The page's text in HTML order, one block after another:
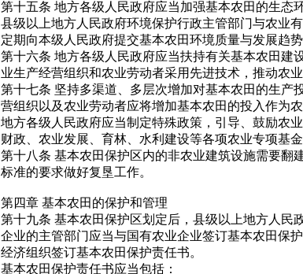
第十五条 地方各级人民政府应当加强基本农田的生态
县级以上地方人民政府环境保护行政主管部门与农业
定期向本级人民政府提交基本农田环境质量与发展趋势
第十六条 地方各级人民政府应当扶持有关基本农田建
业生产经营组织和农业劳动者采用先进技术，推动农
第十七条 坚持多渠道、多层次增加对基本农田的生产
营组织以及农业劳动者应将增加基本农田的投入作为农
地方各级人民政府应当制定特殊政策，引导、鼓励农
财政、农业发展、育林、水利建设等各项农业专项基金
第十八条 基本农田保护区内的非农业建筑设施需要翻
标准的要求做好复垦工作。
第四章 基本农田的保护和管理
第十九条 基本农田保护区划定后，县级以上地方人民
企业的主管部门应当与国有农业企业签订基本农田保
经济组织签订基本农田保护责任书。
基本农田保护责任书应当包括：